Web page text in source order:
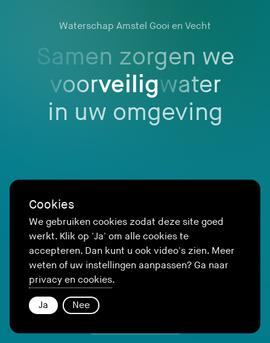
Cookies
We gebruiken cookies zodat deze site goed
werkt. Klik op 'Ja' om alle cookies te
accepteren. Dan kunt u ook video's zien. Meer
weten of uw instellingen aanpassen? Ga naar
privacy en cookies.
Ja Nee
Waterschap Amstel Gooi en Vecht
Samen zorgen we
voorveiligwater
in uw omgeving